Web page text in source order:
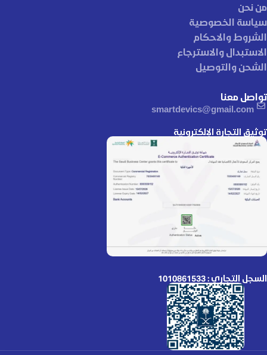
من نحن
سياسة الخصوصية
الشروط والاحكام
الاستبدال والاسترجاع
الشحن والتوصيل
تواصل معنا
smartdevics@gmail.com
توثيق التجارة الإلكترونية
السجل التجاري : 1010861533